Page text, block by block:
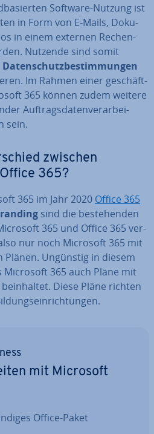
Software-Nutzung ist
in Form von E-Mails, Do­ku­
in einem externen Re­chen­
Nutzende sind somit
Da­ten­schutz­be­stim­mun­gen
Im Rahmen einer ge­schäft­
365 können zudem weitere
Auf­trags­da­ten­ver­ar­bei­
sein.
zwischen
365?
365 im Jahr 2020 Office 365
sind die be­stehen­den
365 und Office 365 ver­
nur noch Microsoft 365 mit
Ungünstig in diesem
Microsoft 365 auch Pläne mit
be­inhal­tet. Diese Pläne richten
mit Microsoft
Office-Paket